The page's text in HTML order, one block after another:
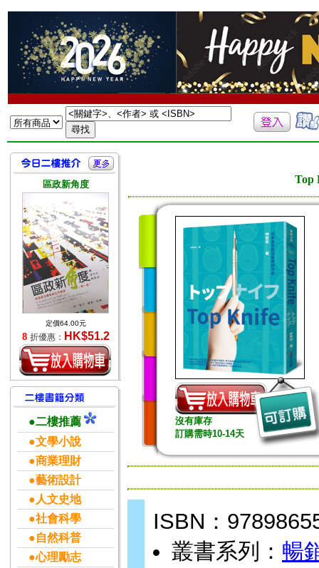
區政新角度
定價64.00元
8 折優惠： HK$51.2
●二樓推薦
●文學小說
●商業理財
●藝術設計
●人文史地
●社會科學
●自然科普
●心理勵志
Top
沒有庫存
訂購需時10-14天
ISBN：
叢書系列： 暢